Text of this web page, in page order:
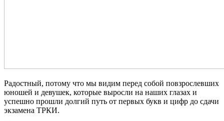
Радостный, потому что мы видим перед собой повзрослевших
юношей и девушек, которые выросли на наших глазах и
успешно прошли долгий путь от первых букв и цифр до сдачи
экзамена ТРКИ.